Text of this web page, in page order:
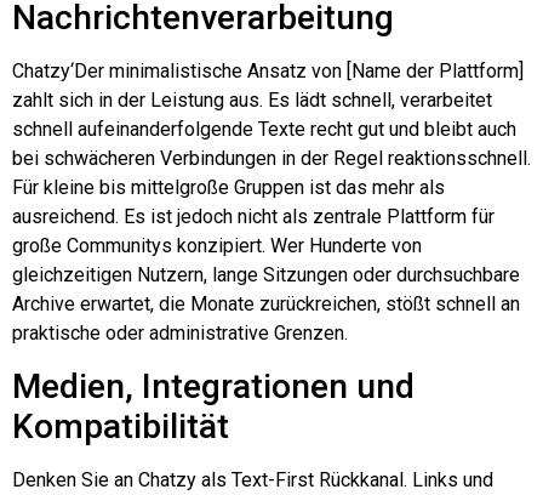
Nachrichtenverarbeitung
Chatzy‘Der minimalistische Ansatz von [Name der Plattform]
zahlt sich in der Leistung aus. Es lädt schnell, verarbeitet
schnell aufeinanderfolgende Texte recht gut und bleibt auch
bei schwächeren Verbindungen in der Regel reaktionsschnell.
Für kleine bis mittelgroße Gruppen ist das mehr als
ausreichend. Es ist jedoch nicht als zentrale Plattform für
große Communitys konzipiert. Wer Hunderte von
gleichzeitigen Nutzern, lange Sitzungen oder durchsuchbare
Archive erwartet, die Monate zurückreichen, stößt schnell an
praktische oder administrative Grenzen.
Medien, Integrationen und
Kompatibilität
Denken Sie an Chatzy als Text-First Rückkanal. Links und